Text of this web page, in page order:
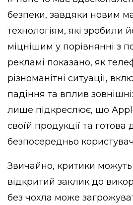
безпеки, завдяки новим
технологіям, які зробили
міцнішим у порівнянні з
рекламі показано, як
різноманітні ситуації,
падіння та вплив
лише підкреслює, що
своїй продукції та готова
безпосередньо
Звичайно, критики
відкритий заклик до
без чохла може